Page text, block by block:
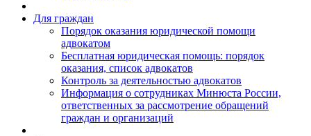
Для граждан
Порядок оказания юридической помощи
адвокатом
Бесплатная юридическая помощь: порядок
оказания, список адвокатов
Контроль за деятельностью адвокатов
Информация о сотрудниках Минюста России,
ответственных за рассмотрение обращений
граждан и организаций